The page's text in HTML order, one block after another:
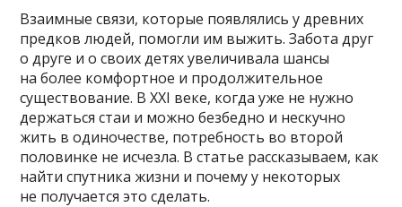
Взаимные связи, которые появлялись у древних
предков людей, помогли им выжить. Забота друг
о друге и о своих детях увеличивала шансы
на более комфортное и продолжительное
существование. В XXI веке, когда уже не нужно
держаться стаи и можно безбедно и нескучно
жить в одиночестве, потребность во второй
половинке не исчезла. В статье рассказываем, как
найти спутника жизни и почему у некоторых
не получается это сделать.